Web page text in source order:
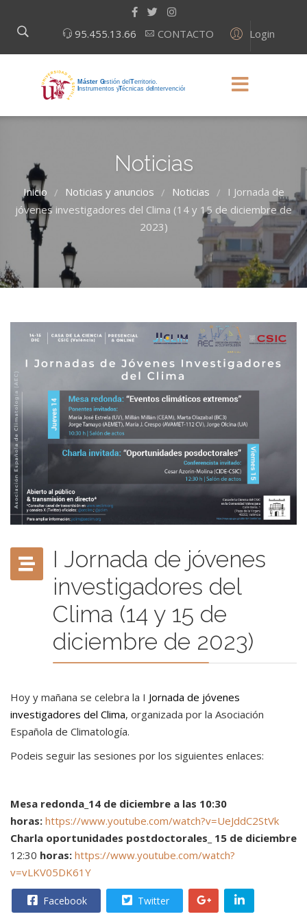
95.455.13.66 CONTACTO Login
Noticias
Inicio / Noticias y anuncios / Noticias /
I Jornada de
jóvenes investigadores del Clima (14 y 15 de diciembre de
2023)
I Jornada de jóvenes
investigadores del
Clima (14 y 15 de
diciembre de 2023)
Hoy y mañana se celebra la I Jornada de jóvenes
investigadores del Clima, organizada por la Asociación
Española de Climatología.
Podeis seguir las sesiones por los siguientes enlaces:
Mesa redonda_14 de diciembre a las 10:30
horas: https://www.youtube.com/watch?v=UeJddC2StVk
Charla oportunidades postdoctorales_ 15 de diciembre
12:30 horas: https://www.youtube.com/watch?
v=vLKV05DK61Y
Facebook Twitter